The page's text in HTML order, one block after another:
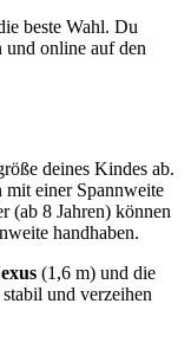
beste Wahl. Du
und online auf den
deines Kindes ab.
einer Spannweite
(ab 8 Jahren) können
handhaben.
(1,6 m) und die
und verzeihen